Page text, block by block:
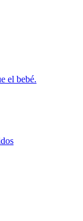
el bebé.